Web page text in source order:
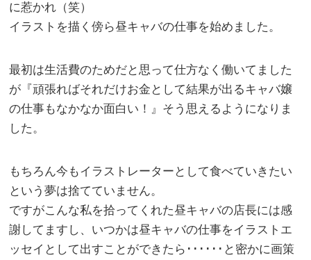
に惹かれ（笑）
イラストを描く傍ら昼キャバの仕事を始めました。
最初は生活費のためだと思って仕方なく働いてました
が『頑張ればそれだけお金として結果が出るキャバ嬢
の仕事もなかなか面白い！』そう思えるようになりま
した。
もちろん今もイラストレーターとして食べていきたい
という夢は捨てていません。
ですがこんな私を拾ってくれた昼キャバの店長には感
謝してますし、いつかは昼キャバの仕事をイラストエ
ッセイとして出すことができたら･･････と密かに画策